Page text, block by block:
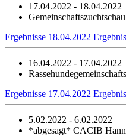
17.04.2022 - 18.04.2022
Ergebnisse 18.04.2022
16.04.2022 - 17.04.2022
Ergebnisse 17.04.2022
5.02.2022 - 6.02.2022
*abgesagt* CACIB